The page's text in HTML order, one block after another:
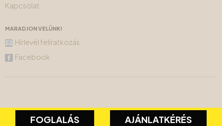
Kapcsolat
MARADJON VELÜNK!
Hírlevél feliratkozás
Facebook
FOGLALÁS AJÁNLATKÉRÉS